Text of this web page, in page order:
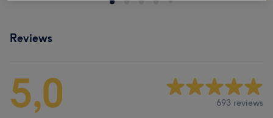
Reviews
5,0 693 reviews